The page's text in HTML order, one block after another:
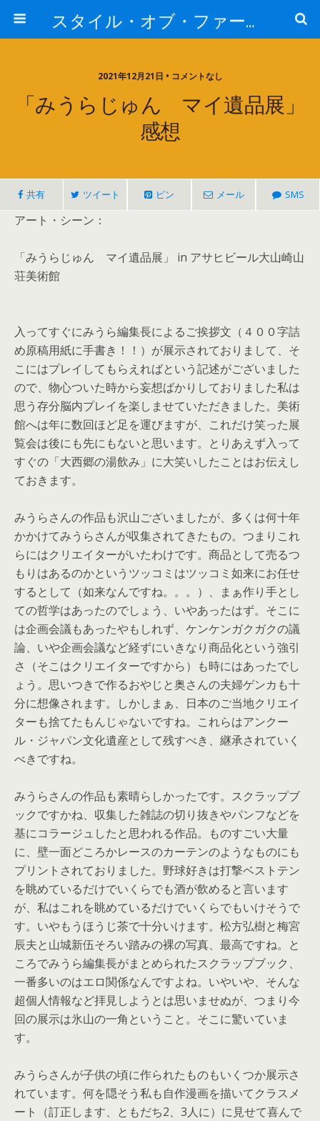
スタイル・オブ・ファー・イースト
2021年12月21日 • コメントなし
「みうらじゅん マイ遺品展」
感想
共有 ツイート ピン メール SMS
アート・シーン：
「みうらじゅん マイ遺品展」 in アサヒビール大山崎山
荘美術館
入ってすぐにみうら編集長によるご挨拶文（ ４００字詰
め原稿用紙に手書き！！）が展示されておりまして、 そ
こにはプレイしてもらえればという記述がございました
ので、 物心ついた時から妄想ばかりしておりました私は
思う存分脳内プレイを楽しませていただきました。 美術
館へは年に数回ほど足を運びますが、 これだけ笑った展
覧会は後にも先にもないと思います。 とりあえず入って
すぐの「大西郷の湯飲み」 に大笑いしたことはお伝えし
ておきます。
みうらさんの作品も沢山ございましたが、 多くは何十年
かかけてみうらさんが収集されてきたもの。 つまりこれ
らにはクリエイターがいたわけです。 商品として売るつ
もりはあるのかというツッコミはツッコミ如来にお任せ
するとして（如来なんですね。。。）、
まぁ作り手とし
ての哲学はあったのでしょう、いやあったはず。 そこに
は企画会議もあったやもしれず、ケンケンガクガクの議
論、 いや企画会議など経ずにいきなり商品化という強引
さ（そこはクリエイターですから）も時にはあったでし
ょう。 思いつきで作るおやじと奥さんの夫婦ゲンカも十
分に想像されます。しかしまぁ、 日本のご当地クリエイ
ターも捨てたもんじゃないですね。 これらはアンクー
ル・ジャパン文化遺産として残すべき、 継承されていく
べきですね。
みうらさんの作品も素晴らしかったです。 スクラップブ
ックですかね、 収集した雑誌の切り抜きやパンフなどを
基にコラージュしたと思われる作品。ものすごい大量
に、 壁一面どころかレースのカーテンのようなものにも
プリントされておりました。 野球好きは打撃ベストテン
を眺めているだけでいくらでも酒が飲めると言います
が、 私はこれを眺めているだけでいくらでもいけそうで
す。 いやもうほうじ茶で十分いけます。 松方弘樹と梅宮
辰夫と山城新伍そろい踏みの裸の写真、 最高ですね。 と
ころでみうら編集長がまとめられたスクラップブック、
一番多いのはエロ関係なんですよね。いやいや、 そんな
超個人情報など拝見しようとは思いませぬが、 つまり今
回の展示は氷山の一角ということ。そこに驚いていま
す。
みうらさんが子供の頃に作られたものもいくつか展示さ
れています。何を隠そう私も自作漫画を描いてクラスメ
ート（訂正します、 ともだち2、3人に）に見せて喜んで